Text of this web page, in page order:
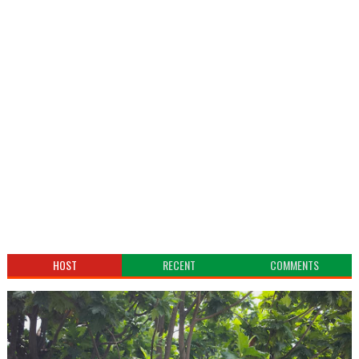
HOST RECENT COMMENTS